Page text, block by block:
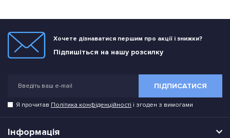
Хочете дізнаватися першим про акції і знижки?
Підпишіться на нашу розсилку
ПІДПИСАТИСЯ
Я прочитав Політика конфіденційності і згоден з вимогами
Інформація